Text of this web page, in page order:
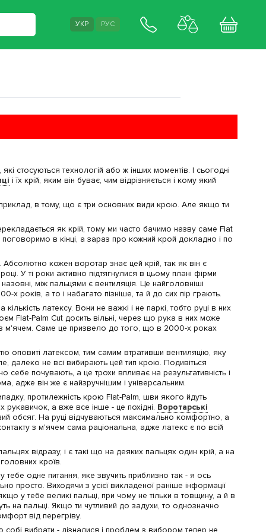
стосуються технологій або ж інших моментів. І сьогодні
і їх крій, яким він буває, чим відрізняється і кому який
в тому, що є три основних види крою. Але якщо ти
як крій, тому ми часто бачимо назву саме Flat
в кінці, а зараз про кожний крой докладно і по
кожен воротар знає цей крій, так як він є
У ті роки активно підтягнулися в цьому плані фірми
між пальцями є вентиляція. Це найголовніші
х років, а то і набагато пізніше, та й до сих пір грають.
латексу. Вони не важкі і не паркі, тобто руці в них
Flat-Palm Cut досить вільні, через що рука в них може
з м'ячем. Саме це призвело до того, що в 2000-х роках
оповиті латексом, тим самим втративши вентиляцію, яку
далеко не всі вибирають цей тип крою. Подивіться
себе почувають, а це трохи впливає на результативність і
адже він же є найзручнішим і універсальним.
протилежність крою Flat-Palm, шви якого йдуть
а вже все інше - це похідні. Воротарські
обсяг. На руці відчуваються максимально комфортно, а
з м'ячем сама раціональна, адже латекс є по всій
відразу, і є такі що на деяких пальцях один крій, а на
кроїв.
одне питання, яке звучить приблизно так - я ось
просто. Виходячи з усієї викладеної раніше інформації
у тебе великі пальці, при чому не тільки в товщину, а й в
на пальці. Якщо ти чутливий до задухи, то однозначно
від перегріву.
УКР РУС